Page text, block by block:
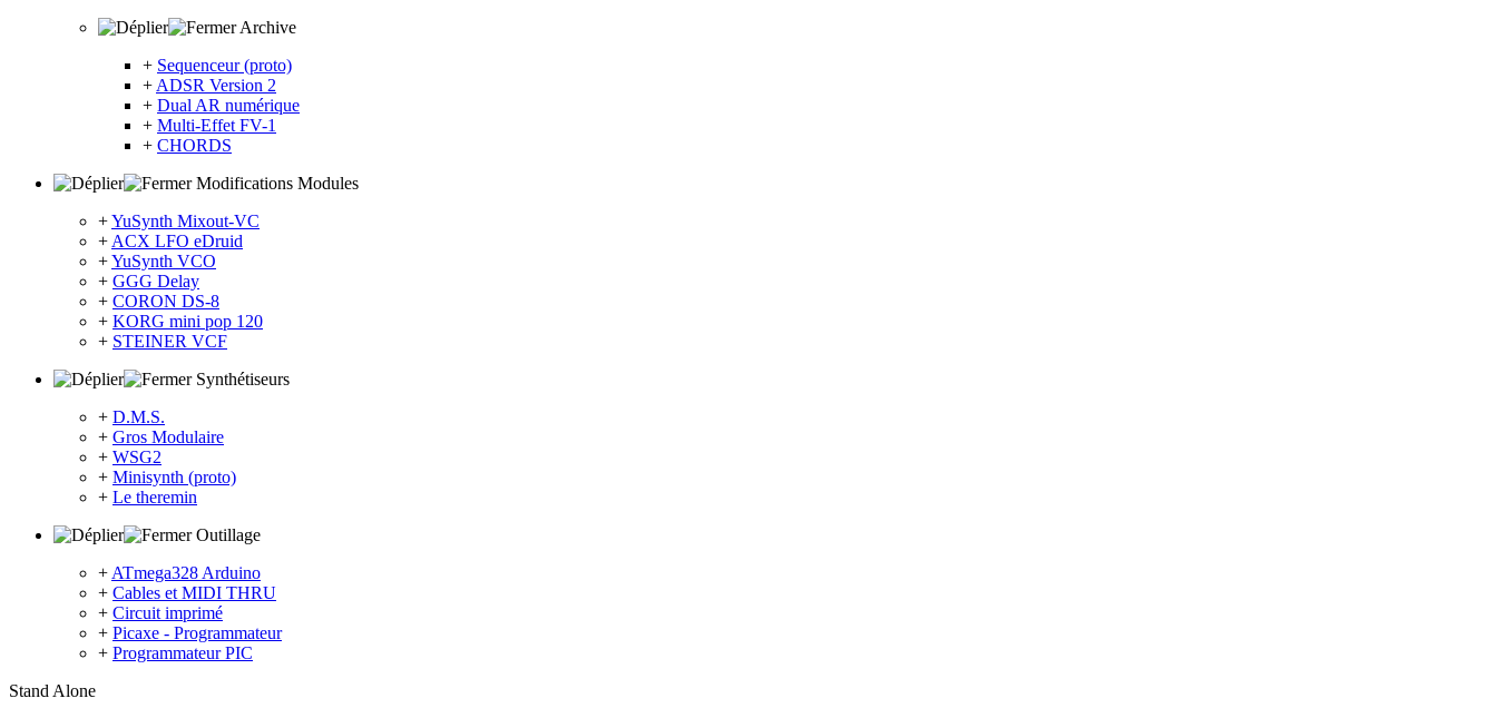
Archive
+ Sequenceur (proto)
+ ADSR Version 2
+ Dual AR numérique
+ Multi-Effet FV-1
+ CHORDS
Modifications Modules
+YuSynth Mixout-VC
+ ACX LFO eDruid
+YuSynth VCO
+ GGG Delay
+ CORON DS-8
+ KORG mini pop 120
+ STEINER VCF
Synthétiseurs
+ D.M.S.
+ Gros Modulaire
+ WSG2
+ Minisynth (proto)
+ Le theremin
Outillage
+ ATmega328 Arduino
+ Cables et MIDI THRU
+ Circuit imprimé
+ Picaxe - Programmateur
+ Programmateur PIC
Stand Alone